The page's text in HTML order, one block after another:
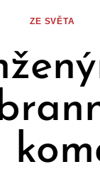
ZE SVĚTA